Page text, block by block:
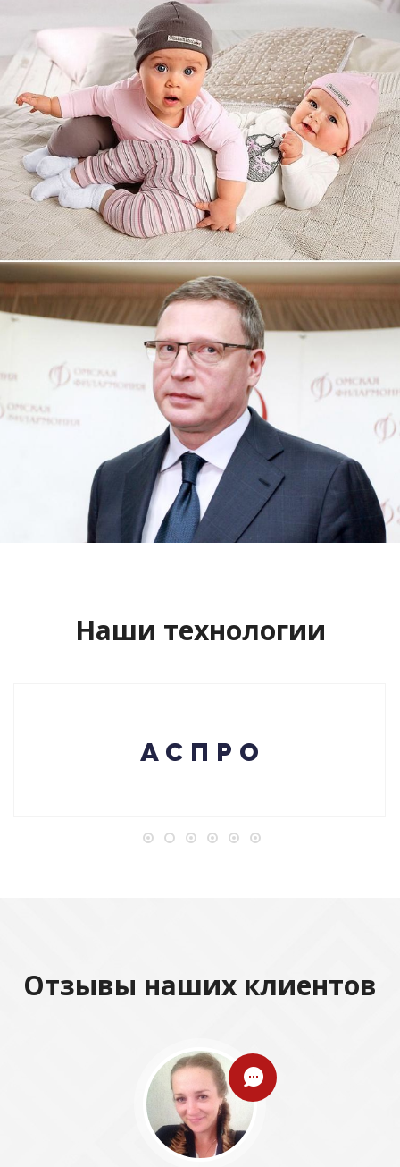
Увеличили выручку интернет-
магазину topdatop.ru на 25%!
Смотреть проект
Сайт кандидата в губернаторы
Буркова Александра Леонидовича
Смотреть проект
Наши технологии
Отзывы наших клиентов